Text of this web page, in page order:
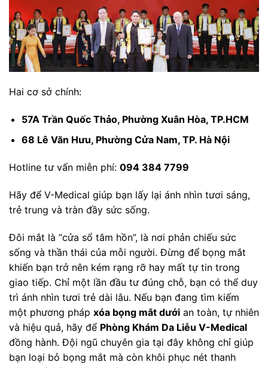
Hai cơ sở chính:
57A Trần Quốc Thảo, Phường Xuân Hòa, TP.HCM
68 Lê Văn Hưu, Phường Cửa Nam, TP. Hà Nội
Hotline tư vấn miễn phí: 094 384 7799
Hãy để V-Medical giúp bạn lấy lại ánh nhìn tươi sáng,
trẻ trung và tràn đầy sức sống.
Đôi mắt là “cửa sổ tâm hồn”, là nơi phản chiếu sức
sống và thần thái của mỗi người. Đừng để bọng mắt
khiến bạn trở nên kém rạng rỡ hay mất tự tin trong
giao tiếp. Chỉ một lần đầu tư đúng chỗ, bạn có thể duy
trì ánh nhìn tươi trẻ dài lâu. Nếu bạn đang tìm kiếm
một phương pháp xóa bọng mắt dưới an toàn, tự nhiên
và hiệu quả, hãy để Phòng Khám Da Liễu V-Medical
đồng hành. Đội ngũ chuyên gia tại đây không chỉ giúp
bạn loại bỏ bọng mắt mà còn khôi phục nét thanh